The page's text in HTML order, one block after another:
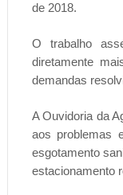
de 2018.
O trabalho
diretamente
demandas
A Ouvidoria da
aos problemas
esgotamento
estacionamento